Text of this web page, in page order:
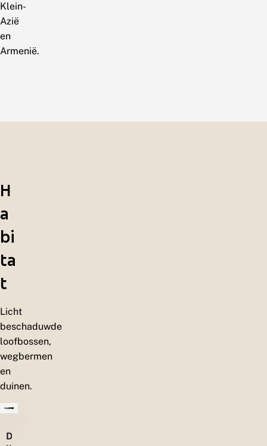
Klein-
Azië
en
Armenië.
H
a
bi
ta
t
Licht
beschaduwde
loofbossen,
wegbermen
en
duinen.
D